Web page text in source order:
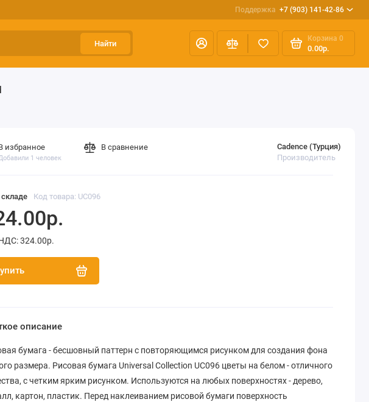
Поддержка +7 (903) 141-42-86
Найти
Корзина 0
0.00р.
Код товара: UC096
Cadence (Турция)
Производитель
324.00р.
избранное
1 человек
В сравнение
описание
бумага - бесшовный паттерн с повторяющимся рисунком для создания фона
размера. Рисовая бумага Universal Collection UC096 цветы на белом - отличного
с четким ярким рисунком. Используются на любых поверхностях - дерево,
картон, пластик. Перед наклеиванием рисовой бумаги поверхность